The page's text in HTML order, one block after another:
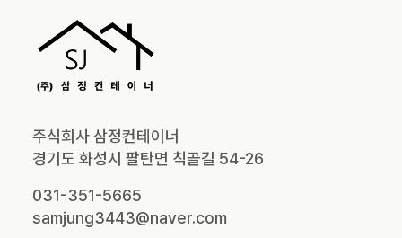
주식회사 삼정컨테이너
경기도 화성시 팔탄면 칙골길 54-26
031-351-5665
samjung3443@naver.com